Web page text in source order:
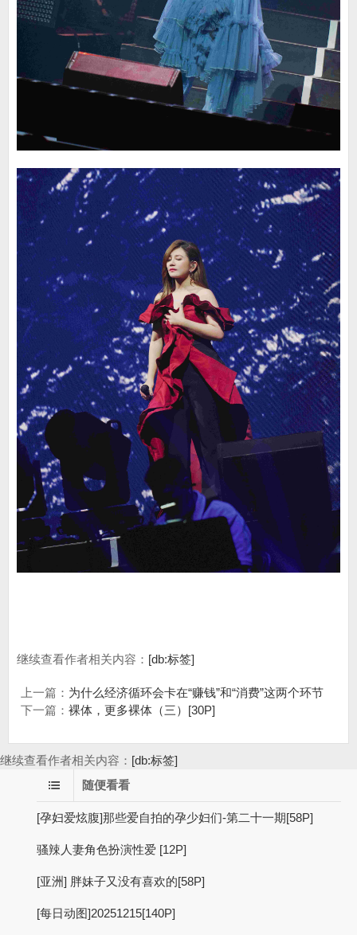
继续查看作者相关内容： [db:标签]
上一篇： 为什么经济循环会卡在“赚钱”和“消费”这两个环节
下一篇： 裸体，更多裸体（三）[30P]
继续查看作者相关内容： [db:标签]
随便看看
[孕妇爱炫腹]那些爱自拍的孕少妇们-第二十一期[58P]
骚辣人妻角色扮演性爱 [12P]
[亚洲] 胖妹子又没有喜欢的[58P]
[每日动图]20251215[140P]